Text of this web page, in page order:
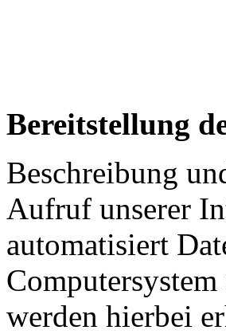
Bereitstellung
Beschreibung
Aufruf unserer
automatisiert
werden hierbei